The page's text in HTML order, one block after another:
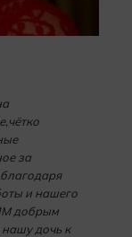
за
и нашего
добрым
дочь к